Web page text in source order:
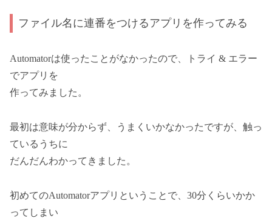
ファイル名に連番をつけるアプリを作ってみる
Automatorは使ったことがなかったので、トライ & エラー
でアプリを
作ってみました。
最初は意味が分からず、うまくいかなかったですが、触っ
ているうちに
だんだんわかってきました。
初めてのAutomatorアプリということで、30分くらいかか
ってしまい